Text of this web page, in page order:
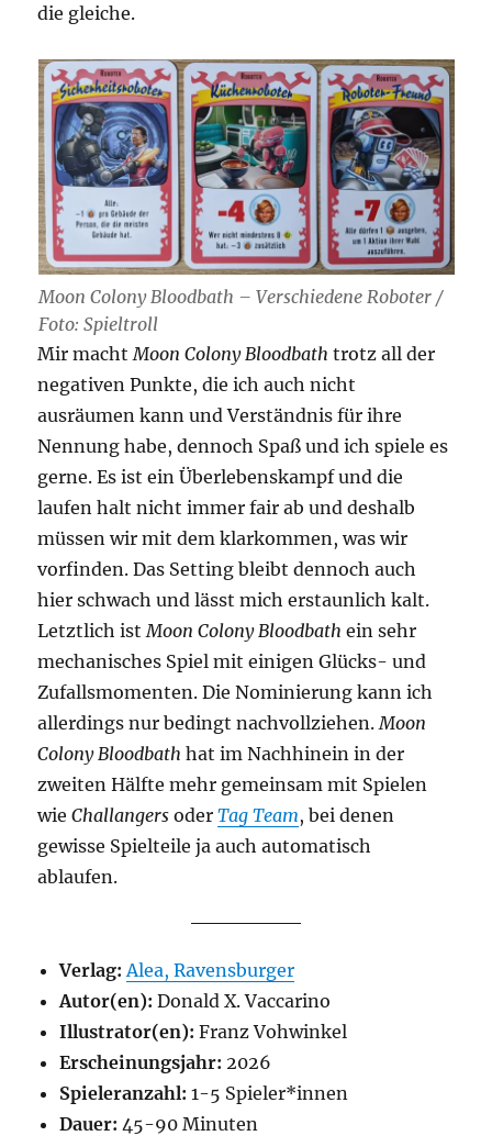
die gleiche.
Moon Colony Bloodbath – Verschiedene Roboter /
Foto: Spieltroll
Mir macht Moon Colony Bloodbath trotz all der
negativen Punkte, die ich auch nicht
ausräumen kann und Verständnis für ihre
Nennung habe, dennoch Spaß und ich spiele es
gerne. Es ist ein Überlebenskampf und die
laufen halt nicht immer fair ab und deshalb
müssen wir mit dem klarkommen, was wir
vorfinden. Das Setting bleibt dennoch auch
hier schwach und lässt mich erstaunlich kalt.
Letztlich ist Moon Colony Bloodbath ein sehr
mechanisches Spiel mit einigen Glücks- und
Zufallsmomenten. Die Nominierung kann ich
allerdings nur bedingt nachvollziehen. Moon
Colony Bloodbath hat im Nachhinein in der
zweiten Hälfte mehr gemeinsam mit Spielen
wieChallangers oderTag Team, bei denen
gewisse Spielteile ja auch automatisch
ablaufen.
Verlag: Alea, Ravensburger
Autor(en): Donald X. Vaccarino
Illustrator(en):Franz Vohwinkel
Erscheinungsjahr: 2026
Spieleranzahl: 1-5 Spieler*innen
Dauer: 45-90 Minuten